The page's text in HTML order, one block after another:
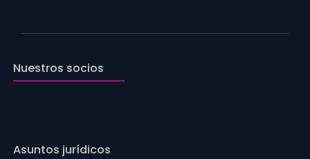
Nuestros socios
Asuntos jurídicos